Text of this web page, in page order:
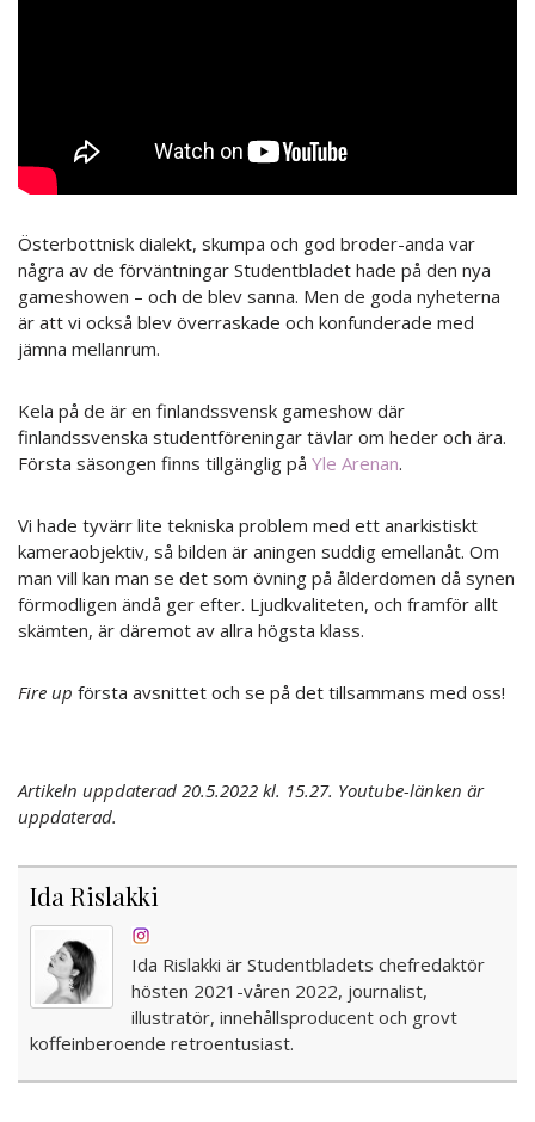
Österbottnisk dialekt, skumpa och god broder-anda var
några av de förväntningar Studentbladet hade på den nya
gameshowen – och de blev sanna. Men de goda nyheterna
är att vi också blev överraskade och konfunderade med
jämna mellanrum.
Kela på de är en finlandssvensk gameshow där
finlandssvenska studentföreningar tävlar om heder och ära.
Första säsongen finns tillgänglig på Yle Arenan.
Vi hade tyvärr lite tekniska problem med ett anarkistiskt
kameraobjektiv, så bilden är aningen suddig emellanåt. Om
man vill kan man se det som övning på ålderdomen då synen
förmodligen ändå ger efter. Ljudkvaliteten, och framför allt
skämten, är däremot av allra högsta klass.
Fire up första avsnittet och se på det tillsammans med oss!
Artikeln uppdaterad 20.5.2022 kl. 15.27. Youtube-länken är
uppdaterad.
Ida Rislakki
Ida Rislakki är Studentbladets chefredaktör
hösten 2021-våren 2022, journalist,
illustratör, innehållsproducent och grovt
koffeinberoende retroentusiast.